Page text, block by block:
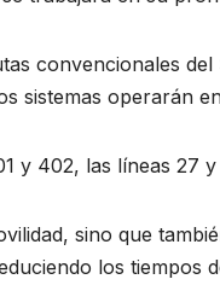
convencionales
sistemas operarán
y 402, las líneas 27
sino que
los